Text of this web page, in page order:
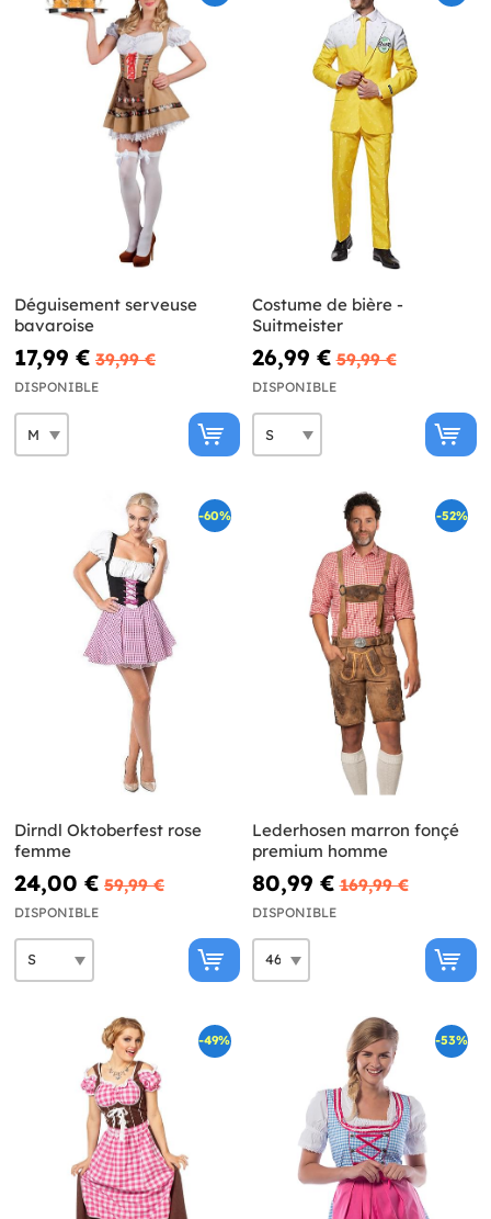
Déguisement serveuse
bavaroise
17,99 € 39,99 €
DISPONIBLE
Costume de bière -
Suitmeister
26,99 € 59,99 €
DISPONIBLE
-60%
Dirndl Oktoberfest rose
femme
24,00 € 59,99 €
DISPONIBLE
-52%
Lederhosen marron fonçé
premium homme
80,99 € 169,99 €
DISPONIBLE
-49% -53%